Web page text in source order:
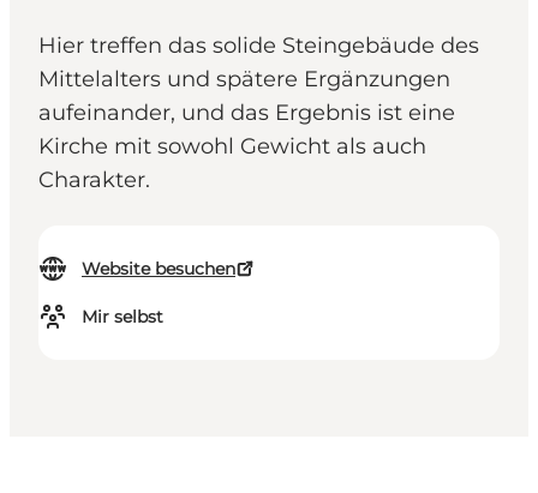
Hier treffen das solide Steingebäude des
Mittelalters und spätere Ergänzungen
aufeinander, und das Ergebnis ist eine
Kirche mit sowohl Gewicht als auch
Charakter.
Website besuchen
Mir selbst